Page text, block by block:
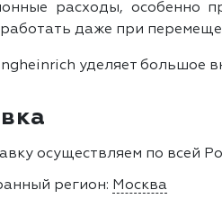
расходы, особенно
даже при
уделяет большое
осуществляем по всей
регион: Москва